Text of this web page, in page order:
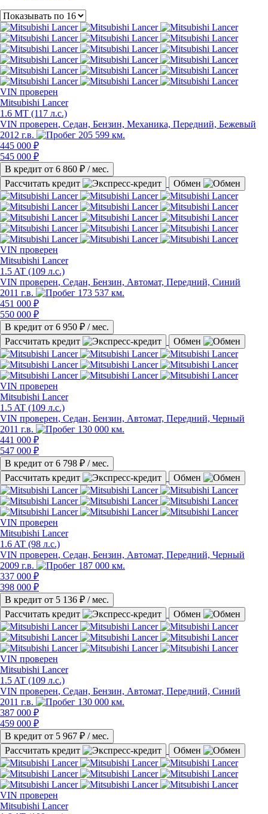
VIN проверен
Mitsubishi Lancer
1.6 MT (117 л.с.)
VIN проверен, Седан, Бензин, Механика, Передний, Бежевый
2012 г.в.
205 599 км.
445 000 ₽
545 000 ₽
В кредит от 6 860 ₽ / мес.
Рассчитать кредит
Обмен
VIN проверен
Mitsubishi Lancer
1.5 AT (109 л.с.)
VIN проверен, Седан, Бензин, Автомат, Передний, Синий
2011 г.в.
173 537 км.
451 000 ₽
550 000 ₽
В кредит от 6 950 ₽ / мес.
Рассчитать кредит
Обмен
VIN проверен
Mitsubishi Lancer
1.5 AT (109 л.с.)
VIN проверен, Седан, Бензин, Автомат, Передний, Черный
2011 г.в.
130 000 км.
441 000 ₽
547 000 ₽
В кредит от 6 798 ₽ / мес.
Рассчитать кредит
Обмен
VIN проверен
Mitsubishi Lancer
1.6 AT (98 л.с.)
VIN проверен, Седан, Бензин, Автомат, Передний, Черный
2009 г.в.
187 000 км.
337 000 ₽
398 000 ₽
В кредит от 5 136 ₽ / мес.
Рассчитать кредит
Обмен
VIN проверен
Mitsubishi Lancer
1.5 AT (109 л.с.)
VIN проверен, Седан, Бензин, Автомат, Передний, Синий
2011 г.в.
130 000 км.
387 000 ₽
459 000 ₽
В кредит от 5 967 ₽ / мес.
Рассчитать кредит
Обмен
VIN проверен
Mitsubishi Lancer